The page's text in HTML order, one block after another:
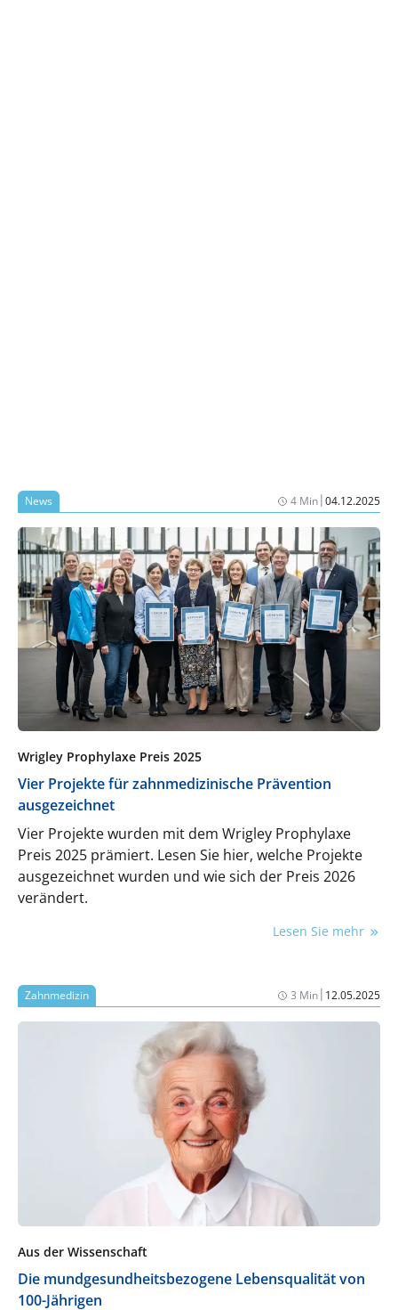
News 4 Min|04.12.2025
Wrigley Prophylaxe Preis 2025
Vier Projekte für zahnmedizinische Prävention
ausgezeichnet
Vier Projekte wurden mit dem Wrigley Prophylaxe
Preis 2025 prämiert. Lesen Sie hier, welche Projekte
ausgezeichnet wurden und wie sich der Preis 2026
verändert.
Lesen Sie mehr
Zahnmedizin 3 Min| 12.05.2025
Aus der Wissenschaft
Die mundgesundheitsbezogene Lebensqualität von
100-Jährigen